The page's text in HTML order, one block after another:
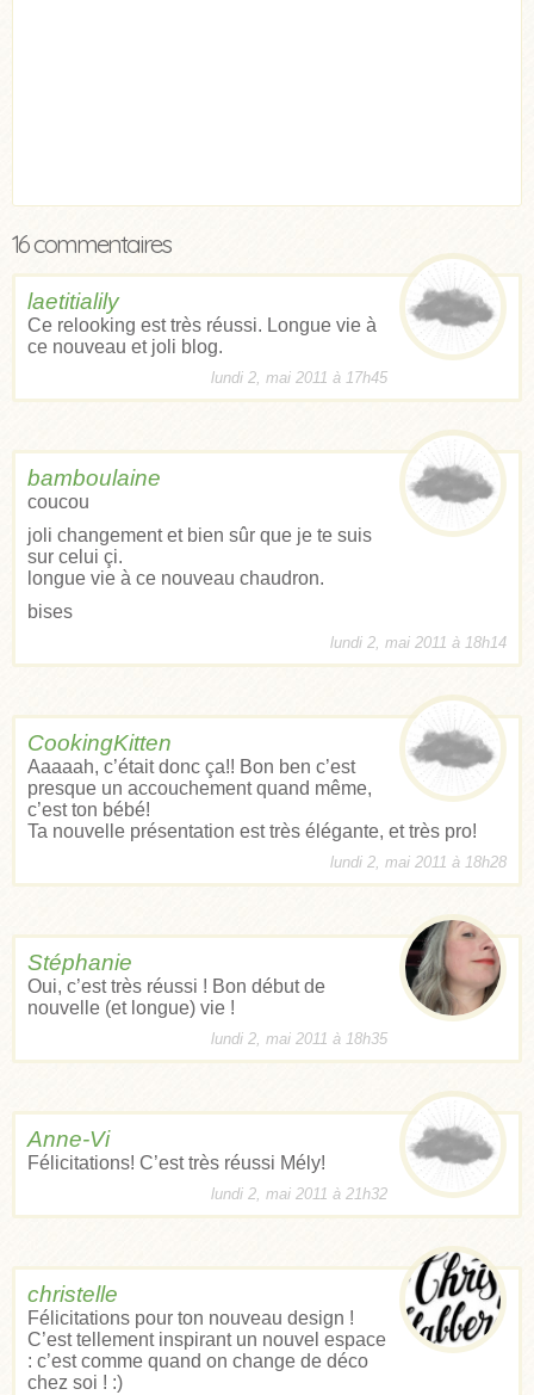
16 commentaires
laetitialily
Ce relooking est très réussi. Longue vie à
ce nouveau et joli blog.
lundi 2, mai 2011 à 17h45
bamboulaine
coucou
joli changement et bien sûr que je te suis
sur celui çi.
longue vie à ce nouveau chaudron.
bises
lundi 2, mai 2011 à 18h14
CookingKitten
Aaaaah, c’était donc ça!! Bon ben c’est
presque un accouchement quand même,
c’est ton bébé!
Ta nouvelle présentation est très élégante, et très pro!
lundi 2, mai 2011 à 18h28
Stéphanie
Oui, c’est très réussi ! Bon début de
nouvelle (et longue) vie !
lundi 2, mai 2011 à 18h35
Anne-Vi
Félicitations! C’est très réussi Mély!
lundi 2, mai 2011 à 21h32
christelle
Félicitations pour ton nouveau design !
C’est tellement inspirant un nouvel espace
: c’est comme quand on change de déco
chez soi ! :)